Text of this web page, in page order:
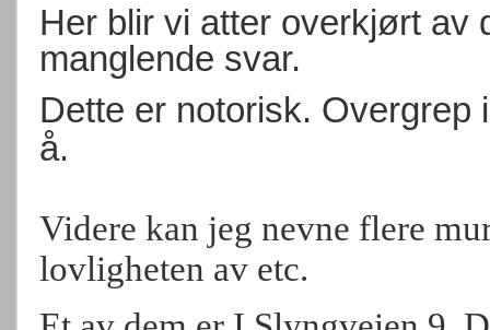
Her blir vi atter overkjørt av
manglende svar.
Dette er notorisk. Overgrep
å.
Videre kan jeg nevne flere
lovligheten av etc.